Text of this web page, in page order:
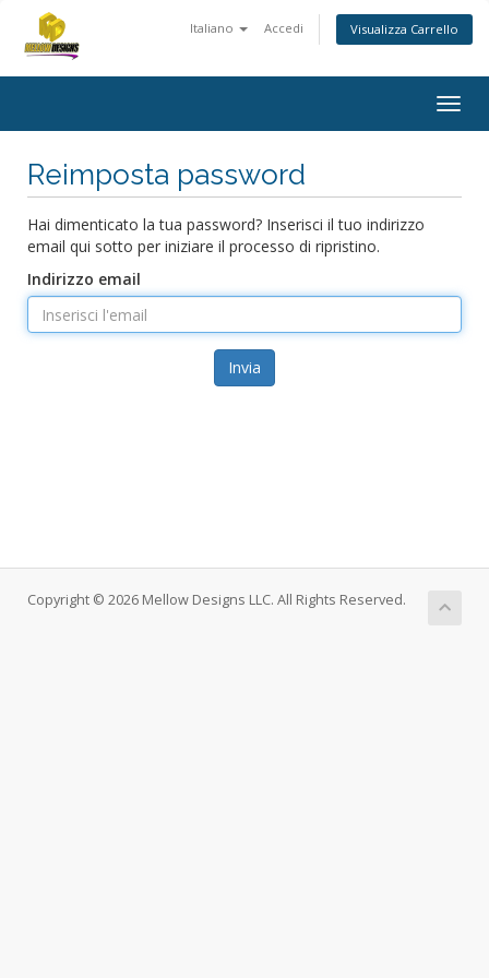
Italiano Accedi Visualizza Carrello
Reimposta password
Hai dimenticato la tua password? Inserisci il tuo indirizzo
email qui sotto per iniziare il processo di ripristino.
Indirizzo email
Invia
Copyright © 2026 Mellow Designs LLC. All Rights Reserved.